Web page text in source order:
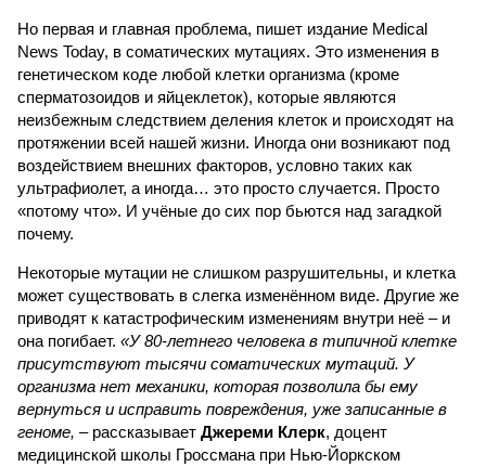
Но первая и главная проблема, пишет издание Medical
News Today, в соматических мутациях. Это изменения в
генетическом коде любой клетки организма (кроме
сперматозоидов и яйцеклеток), которые являются
неизбежным следствием деления клеток и происходят на
протяжении всей нашей жизни. Иногда они возникают под
воздействием внешних факторов, условно таких как
ультрафиолет, а иногда… это просто случается. Просто
«потому что». И учёные до сих пор бьются над загадкой
почему.
Некоторые мутации не слишком разрушительны, и клетка
может существовать в слегка изменённом виде. Другие же
приводят к катастрофическим изменениям внутри неё – и
она погибает. «У 80-летнего человека в типичной клетке
присутствуют тысячи соматических мутаций. У
организма нет механики, которая позволила бы ему
вернуться и исправить повреждения, уже записанные в
геноме, – рассказывает Джереми Клерк, доцент
медицинской школы Гроссмана при Нью-Йоркском